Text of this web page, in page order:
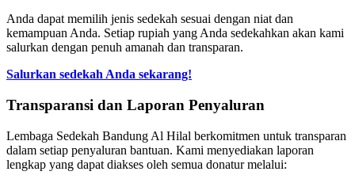
Anda dapat memilih jenis sedekah sesuai dengan niat dan
kemampuan Anda. Setiap rupiah yang Anda sedekahkan akan kami
salurkan dengan penuh amanah dan transparan.
Salurkan sedekah Anda sekarang!
Transparansi dan Laporan Penyaluran
Lembaga Sedekah Bandung Al Hilal berkomitmen untuk transparan
dalam setiap penyaluran bantuan. Kami menyediakan laporan
lengkap yang dapat diakses oleh semua donatur melalui: